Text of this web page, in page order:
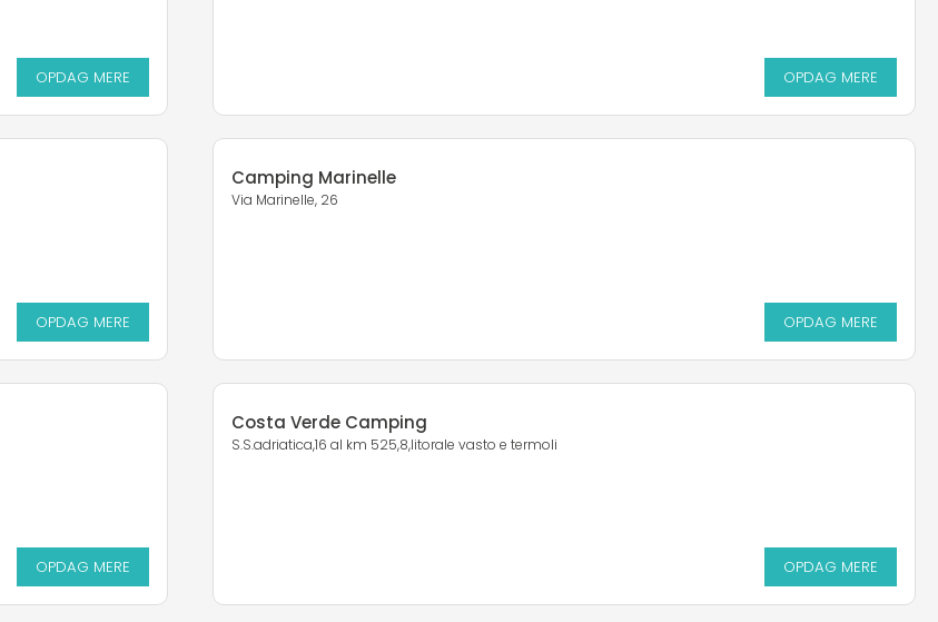
OPDAG MERE OPDAG MERE
OPDAG MERE
Camping Marinelle
Via Marinelle, 26
OPDAG MERE
OPDAG MERE
Costa Verde Camping
S.S.adriatica,16 al km 525,8,litorale vasto e termoli
OPDAG MERE